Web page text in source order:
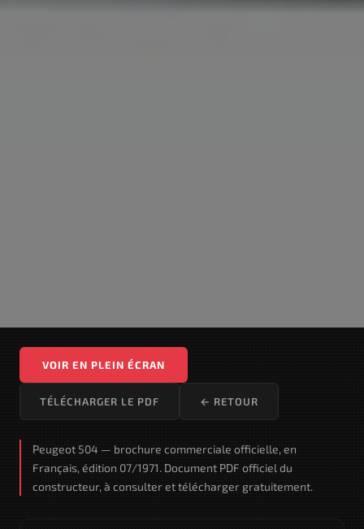
VOIR EN PLEIN ÉCRAN
TÉLÉCHARGER LE PDF ← RETOUR
Peugeot 504 — brochure commerciale officielle, en
Français, édition 07/1971. Document PDF officiel du
constructeur, à consulter et télécharger gratuitement.